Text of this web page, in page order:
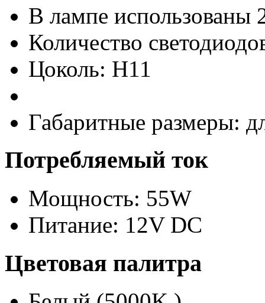
В лампе использованы
Количество
Цоколь: H11
Габаритные размеры:
Потребляемый ток
Мощность: 55W
Питание: 12V DC
Цветовая палитра